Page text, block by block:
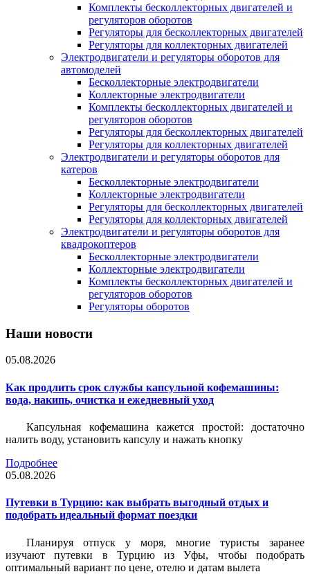
Комплекты бесколлекторных двигателей и
регуляторов оборотов
Регуляторы для бесколлекторных двигателей
Регуляторы для коллекторных двигателей
Электродвигатели и регуляторы оборотов для
автомоделей
Бесколлекторные электродвигатели
Коллекторные электродвигатели
Комплекты бесколлекторных двигателей и
регуляторов оборотов
Регуляторы для бесколлекторных двигателей
Регуляторы для коллекторных двигателей
Электродвигатели и регуляторы оборотов для
катеров
Бесколлекторные электродвигатели
Коллекторные электродвигатели
Регуляторы для бесколлекторных двигателей
Регуляторы для коллекторных двигателей
Электродвигатели и регуляторы оборотов для
квадрокоптеров
Бесколлекторные электродвигатели
Коллекторные электродвигатели
Комплекты бесколлекторных двигателей и
регуляторов оборотов
Регуляторы оборотов
Наши новости
05.08.2026
Как продлить срок службы капсульной кофемашины:
вода, накипь, очистка и ежедневный уход
Капсульная кофемашина кажется простой: достаточно
налить воду, установить капсулу и нажать кнопку
Подробнее
05.08.2026
Путевки в Турцию: как выбрать выгодный отдых и
подобрать идеальный формат поездки
Планируя отпуск у моря, многие туристы заранее
изучают путевки в Турцию из Уфы, чтобы подобрать
оптимальный вариант по цене, отелю и датам вылета